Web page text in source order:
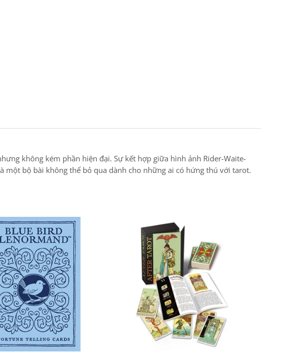
không kém phần hiện đại. Sự kết hợp giữa hình ảnh Rider-Waite-
bộ bài không thể bỏ qua dành cho những ai có hứng thú với tarot.